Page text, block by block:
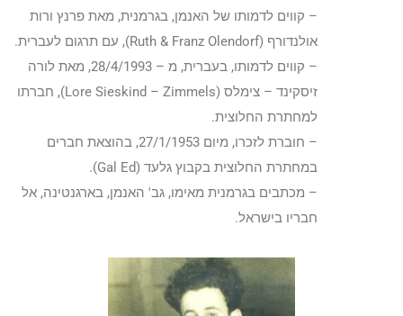
– קווים לדמותו של האנמן, בגרמנית, מאת פרנץ ורות
אולנדורף (Ruth & Franz Olendorf), עם תרגום לעברית.
– קווים לדמותו, בעברית, מ – 28/4/1993, מאת לורה
זיסקינד – צימלס (Lore Sieskind – Zimmels), חברתו
למחתרת החלוצית.
– חוברת לזכרו, מיום 27/1/1953, בהוצאת חברים
במחתרת החלוצית בקבוץ גלעד (Gal Ed).
– מכתבים בגרמנית מאימו, גב' האנמן, בארגנטינה, אל
חבריו בישראל.